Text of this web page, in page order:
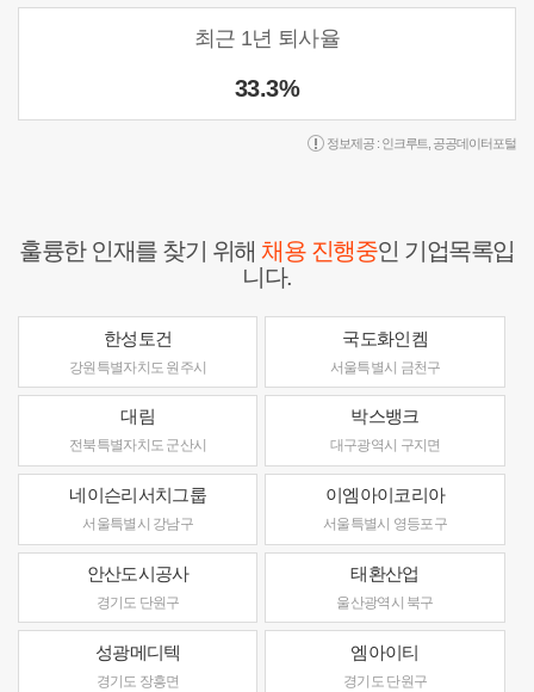
최근 1년 퇴사율
33.3%
정보제공 : 인크루트 공공데이터포털
훌륭한 인재를 찾기 위해채용 진행중인 기업목록입
니다.
한성토건
강원특별자치도 원주시
국도화인켐
서울특별시 금천구
대림
전북특별자치도 군산시
박스뱅크
대구광역시 구지면
네이슨리서치그룹
서울특별시 강남구
이엠아이코리아
서울특별시 영등포구
안산도시공사
경기도 단원구
태환산업
울산광역시 북구
성광메디텍
경기도 장흥면
엠아이티
경기도 단원구